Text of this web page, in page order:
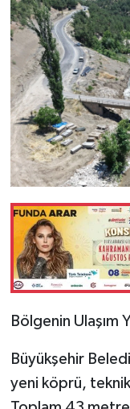
Bölgenin Ulaşım
Büyükşehir
yeni köprü,